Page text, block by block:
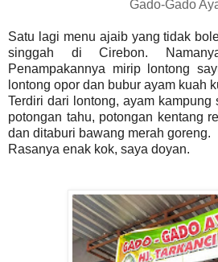
Gado-Gado
Satu lagi menu ajaib yang tidak
singgah di Cirebon.
Penampakannya mirip lontong
lontong opor dan bubur ayam kuah
Terdiri dari lontong, ayam kampung
potongan tahu, potongan kentang
dan ditaburi bawang merah goreng.
Rasanya enak kok, saya doyan.